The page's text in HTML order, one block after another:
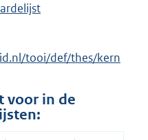
tooi/def/thes/kern
voor in de